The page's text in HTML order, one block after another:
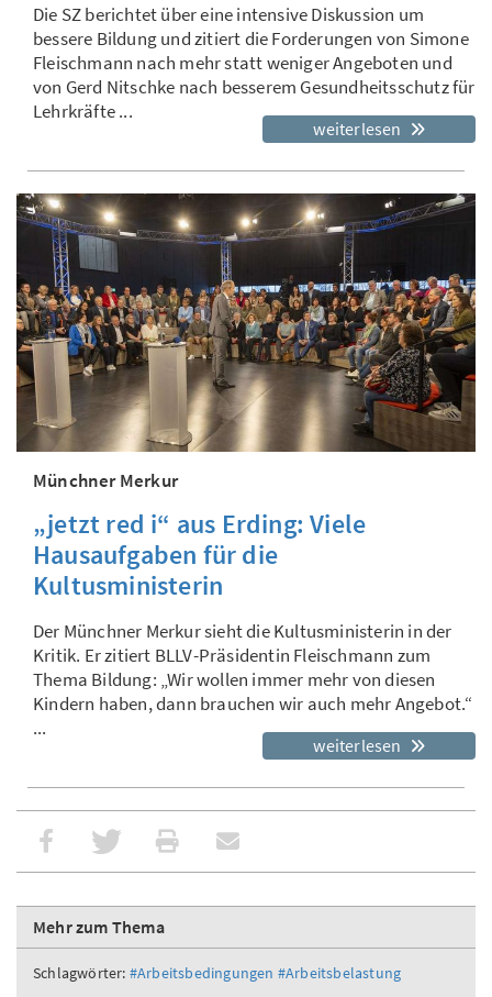
Die SZ berichtet über eine intensive Diskussion um
bessere Bildung und zitiert die Forderungen von Simone
Fleischmann nach mehr statt weniger Angeboten und
von Gerd Nitschke nach besserem Gesundheitsschutz für
Lehrkräfte ...
weiterlesen
Münchner Merkur
„jetzt red i“ aus Erding: Viele
Hausaufgaben für die
Kultusministerin
Der Münchner Merkur sieht die Kultusministerin in der
Kritik. Er zitiert BLLV-Präsidentin Fleischmann zum
Thema Bildung: „Wir wollen immer mehr von diesen
Kindern haben, dann brauchen wir auch mehr Angebot.“
...
weiterlesen
Mehr zum Thema
Schlagwörter: #Arbeitsbedingungen #Arbeitsbelastung